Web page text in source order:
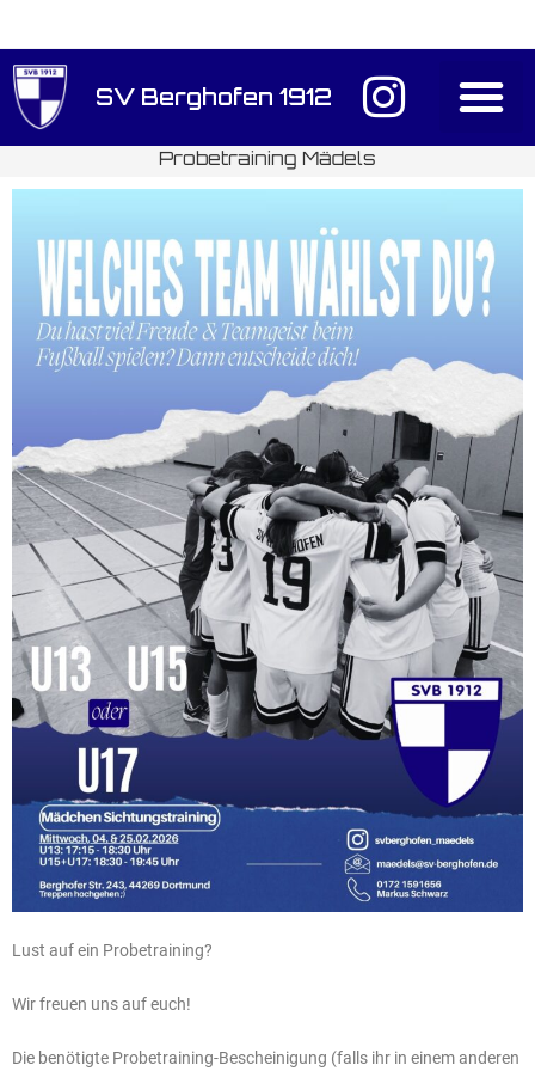
SV Berghofen 1912
Probetraining Mädels
Lust auf ein Probetraining?
Wir freuen uns auf euch!
Die benötigte Probetraining-Bescheinigung (falls ihr in einem anderen